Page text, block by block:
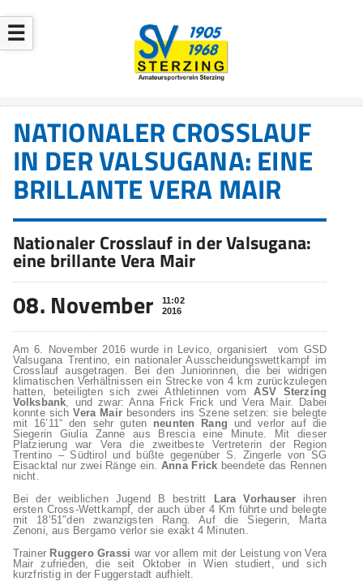
☰
NATIONALER CROSSLAUF
IN DER VALSUGANA: EINE
BRILLANTE VERA MAIR
Nationaler Crosslauf in der Valsugana:
eine brillante Vera Mair
08. November
11:02
2016
Am 6. November 2016 wurde in Levico, organisiert vom GSD
Valsugana Trentino, ein nationaler Ausscheidungswettkampf im
Crosslauf ausgetragen. Bei den Juniorinnen, die bei widrigen
klimatischen Verhältnissen ein Strecke von 4 km zurückzulegen
hatten, beteiligten sich zwei Athletinnen vomASV
Sterzing
Volksbank, und zwar: Anna Frick Frick und Vera Mair. Dabei
konnte sichVera Mairbesonders ins Szene setzen: sie belegte
mit 16’11“ den sehr guten neunten Rang und verlor auf die
Siegerin Giulia Zanne aus Brescia eine Minute. Mit dieser
Platzierung war Vera die zweitbeste Vertreterin der Region
Trentino – Südtirol und büßte gegenüber S. Zingerle von SG
Eisacktal nur zwei Ränge ein.Anna Frick beendete das Rennen
nicht.
Bei der weiblichen Jugend B bestritt
Lara Vorhauser ihren
ersten Cross-Wettkampf, der auch über 4 Km führte und belegte
mit 18’51″den zwanzigsten Rang. Auf die Siegerin, Marta
Zenoni, aus Bergamo verlor sie exakt 4 Minuten.
Trainer Ruggero Grassi war vor allem mit der Leistung von Vera
Mair zufrieden, die seit Oktober in Wien studiert, und sich
kurzfristig in der Fuggerstadt aufhielt.